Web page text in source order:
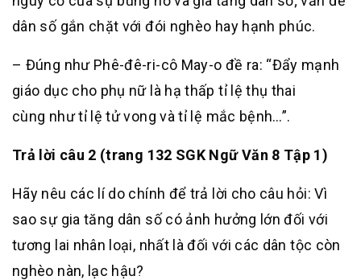
dân số gắn chặt với đói nghèo hay hạnh phúc.
– Đúng như Phê-đê-ri-cô May-o đề ra: “Đẩy mạnh
giáo dục cho phụ nữ là hạ thấp tỉ lệ thụ thai
cùng như tỉ lệ tử vong và tỉ lệ mắc bệnh…”.
Trả lời câu 2 (trang 132 SGK Ngữ Văn 8 Tập 1)
Hãy nêu các lí do chính để trả lời cho câu hỏi: Vì
sao sự gia tăng dân số có ảnh hưởng lớn đối với
tương lai nhân loại, nhất là đối với các dân tộc còn
nghèo nàn, lạc hậu?